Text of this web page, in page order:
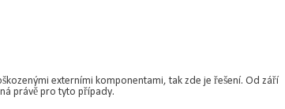
externími komponentami, tak zde je řešení. Od září
právě pro tyto případy.